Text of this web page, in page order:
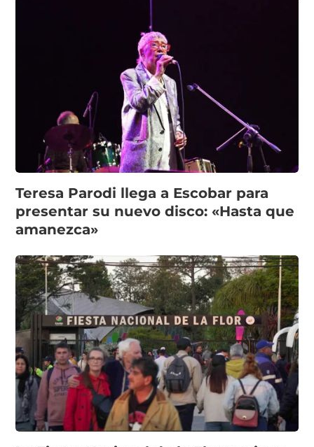
Teresa Parodi llega a Escobar para
presentar su nuevo disco: «Hasta que
amanezca»